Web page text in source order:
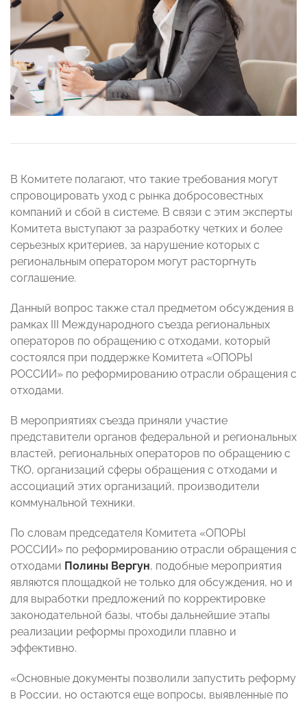
В Комитете полагают, что такие требования могут
спровоцировать уход с рынка добросовестных
компаний и сбой в системе. В связи с этим эксперты
Комитета выступают за разработку четких и более
серьезных критериев, за нарушение которых с
региональным оператором могут расторгнуть
соглашение.
Данный вопрос также стал предметом обсуждения в
рамках III Международного съезда региональных
операторов по обращению с отходами, который
состоялся при поддержке Комитета «ОПОРЫ
РОССИИ» по реформированию отрасли обращения с
отходами.
В мероприятиях съезда приняли участие
представители органов федеральной и региональных
властей, региональных операторов по обращению с
ТКО, организаций сферы обращения с отходами и
ассоциаций этих организаций, производители
коммунальной техники.
По словам председателя Комитета «ОПОРЫ
РОССИИ» по реформированию отрасли обращения с
отходами Полины Вергун, подобные мероприятия
являются площадкой не только для обсуждения, но и
для выработки предложений по корректировке
законодательной базы, чтобы дальнейшие этапы
реализации реформы проходили плавно и
эффективно.
«Основные документы позволили запустить реформу
в России, но остаются еще вопросы, выявленные по